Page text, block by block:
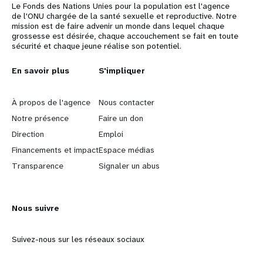
Le Fonds des Nations Unies pour la population est l'agence
de l'ONU chargée de la santé sexuelle et reproductive. Notre
mission est de faire advenir un monde dans lequel chaque
grossesse est désirée, chaque accouchement se fait en toute
sécurité et chaque jeune réalise son potentiel.
L
e
a
r
n
o
r
En savoir plus
À propos de l'agence
Notre présence
Direction
Financements et impact
Transparence
G
o
b
e
y
d
S'impliquer
Nous contacter
Faire un don
Emploi
Espace médias
Signaler un abus
Nous suivre
Suivez-nous sur les réseaux sociaux